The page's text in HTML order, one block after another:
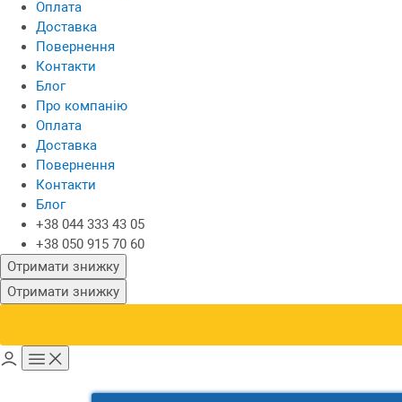
Оплата
Доставка
Повернення
Контакти
Блог
Про компанію
Оплата
Доставка
Повернення
Контакти
Блог
+38 044 333 43 05
+38 050 915 70 60
Отримати знижку
Отримати знижку